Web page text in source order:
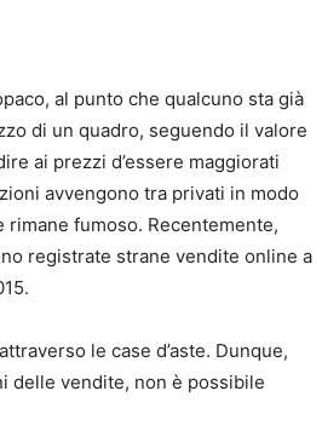
al punto che qualcuno sta già
di un quadro, seguendo il valore
ai prezzi d’essere maggiorati
avvengono tra privati in modo
fumoso. Recentemente,
registrate strane vendite online a
le case d’aste. Dunque,
delle vendite, non è possibile